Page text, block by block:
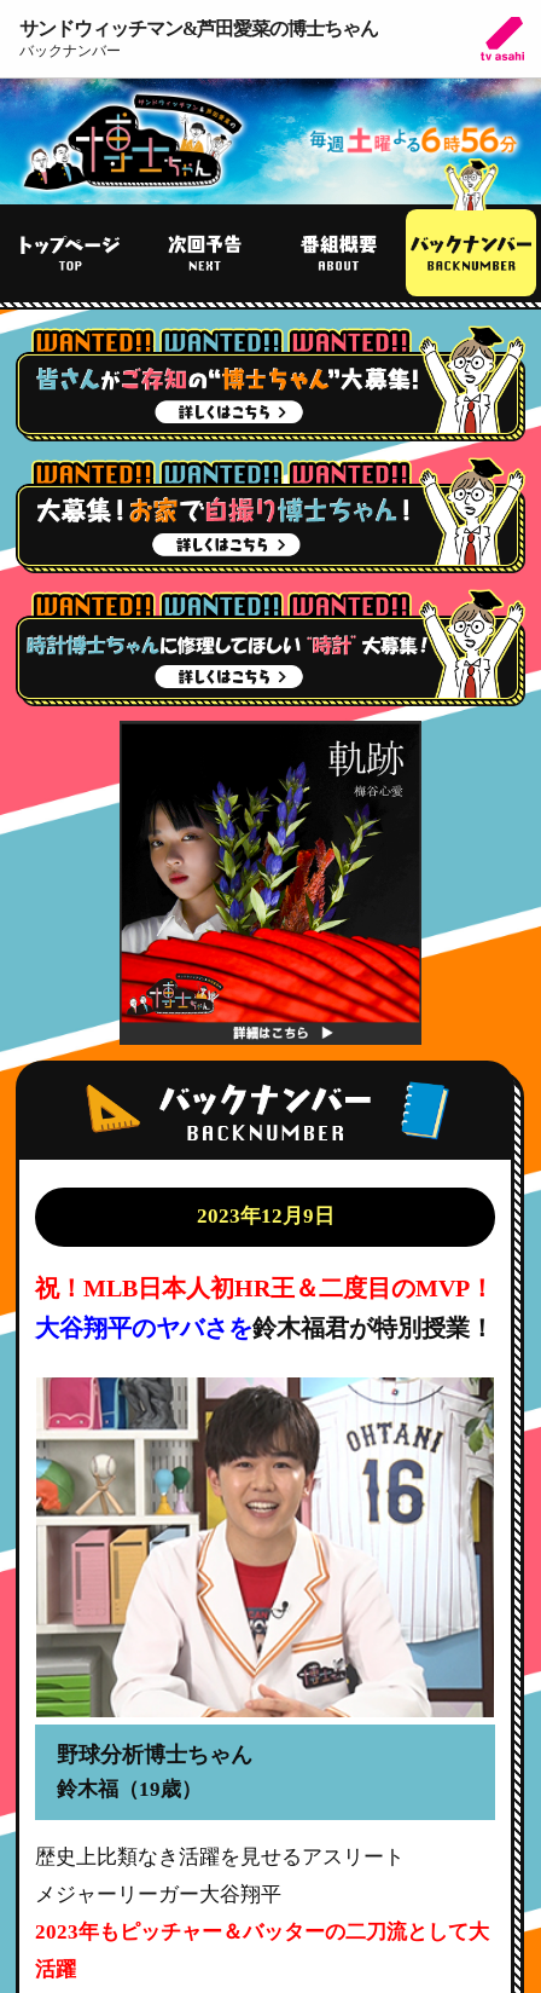
サンドウィッチマン&芦田愛菜の博士ちゃん
バックナンバー
2023年12月9日
祝！MLB日本人初HR王＆二度目のMVP！
大谷翔平のヤバさを鈴木福君が特別授業！
野球分析博士ちゃん
鈴木福（19歳）
歴史上比類なき活躍を見せるアスリート
メジャーリーガー大谷翔平
2023年もピッチャー＆バッターの二刀流として大
活躍